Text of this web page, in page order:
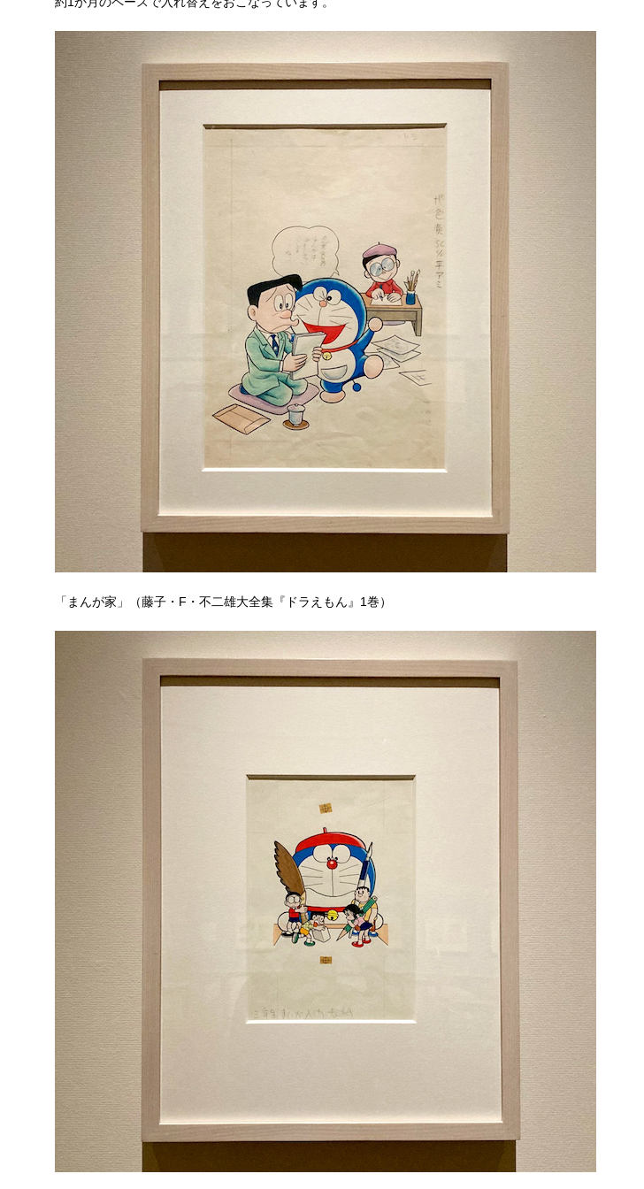
「まんが家」（藤子・F・不二雄大全集『ドラえもん』1巻）